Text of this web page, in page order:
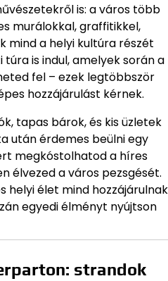
is: a város több
murálokkal, graffitikkel,
mind a helyi kultúra részét
túra is indul, amelyek során a
fel – ezek legtöbbször
hozzájárulást kérnek.
tapas bárok, és kis üzletek
után érdemes beülni egy
megkóstolhatod a híres
élvezed a város pezsgését.
helyi élet mind hozzájárulnak
egyedi élményt nyújtson
strandok